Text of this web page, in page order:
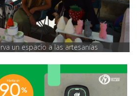
un espacio a las artesanías